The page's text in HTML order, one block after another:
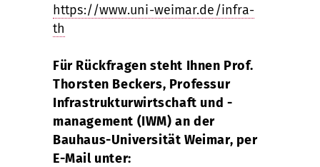
https://www.uni-weimar.de/infra-
th
Für Rückfragen steht Ihnen Prof.
Thorsten Beckers, Professur
Infrastrukturwirtschaft und -
management (IWM) an der
Bauhaus-Universität Weimar, per
E-Mail unter: